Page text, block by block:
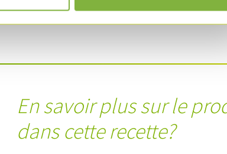
la recette
En savoir plus sur le
dans cette recette?